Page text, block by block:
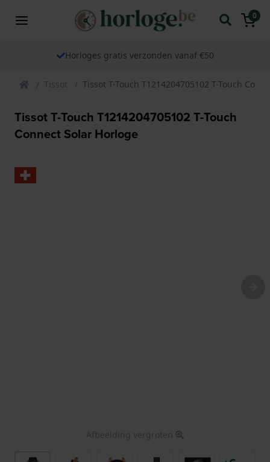
0
Horloges gratis verzonden vanaf €50
Tissot Tissot T-Touch T1214204705102 T-Touch
Tissot T-Touch T1214204705102 T-Touch
Connect Solar Horloge
Afbeelding vergroten